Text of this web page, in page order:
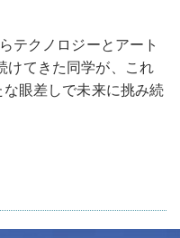
テクノロジーとアート
けてきた同学が、これ
眼差しで未来に挑み続